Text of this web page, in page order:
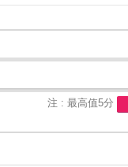
注 : 最高值5分